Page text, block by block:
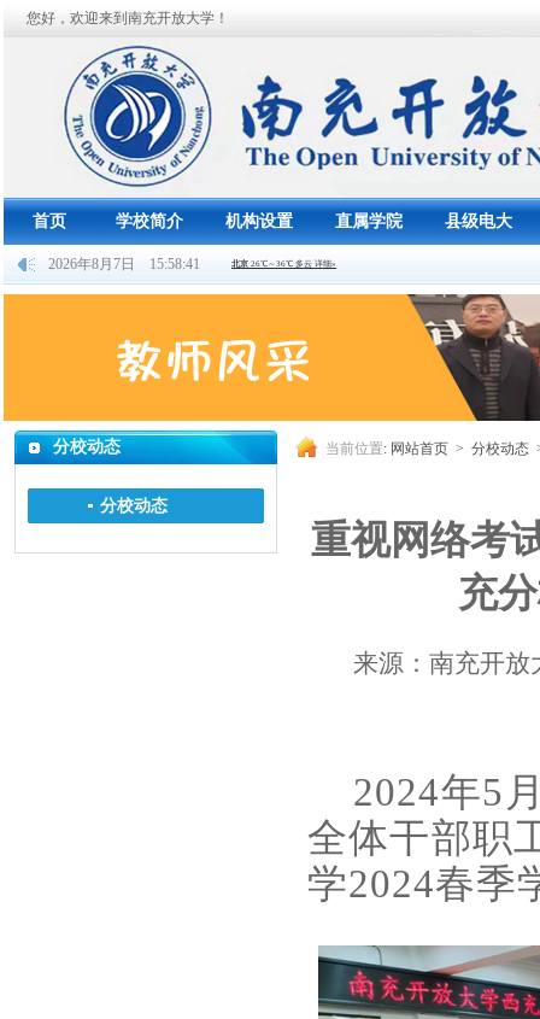
您好，欢迎来到南充开放大学！
首页 学校简介 机构设置 直属学院 县级电大
2026年8月7日 15:58:41
分校动态
分校动态
当前位置: 网站首页 > 分校动态
重视网络考
充
来源：南充开
2024年5
全体干部职
学2024春季